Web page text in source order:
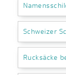
Schweizer
Rucksäcke